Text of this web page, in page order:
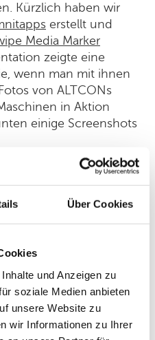
Über Cookies
und Anzeigen zu
soziale Medien anbieten
unsere Website zu
wir Informationen zu Ihrer
Kürzlich haben wir
erstellt und
Media Marker
zeigte eine
wenn man mit ihnen
von ALTCONs
in Aktion
einige Screenshots